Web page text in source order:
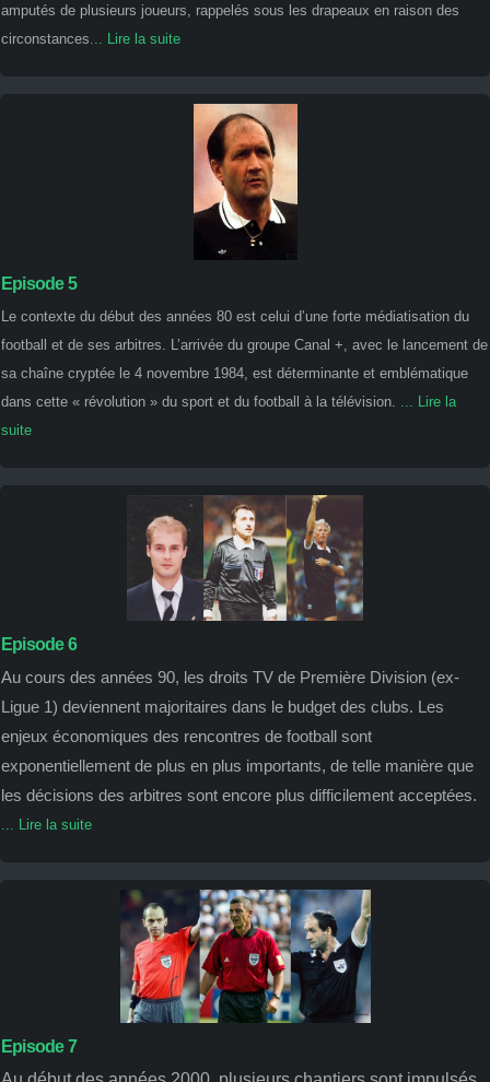
amputés de plusieurs joueurs, rappelés sous les drapeaux en raison des
circonstances ... Lire la suite
Episode 5
Le contexte du début des années 80 est celui d’une forte médiatisation du
football et de ses arbitres. L’arrivée du groupe Canal +, avec le lancement de
sa chaîne cryptée le 4 novembre 1984, est déterminante et emblématique
dans cette « révolution » du sport et du football à la télévision.
... Lire la
suite
Episode 6
Au cours des années 90, les droits TV de Première Division (ex-
Ligue 1) deviennent majoritaires dans le budget des clubs. Les
enjeux économiques des rencontres de football sont
exponentiellement de plus en plus importants, de telle manière que
les décisions des arbitres sont encore plus difficilement acceptées.
... Lire la suite
Episode 7